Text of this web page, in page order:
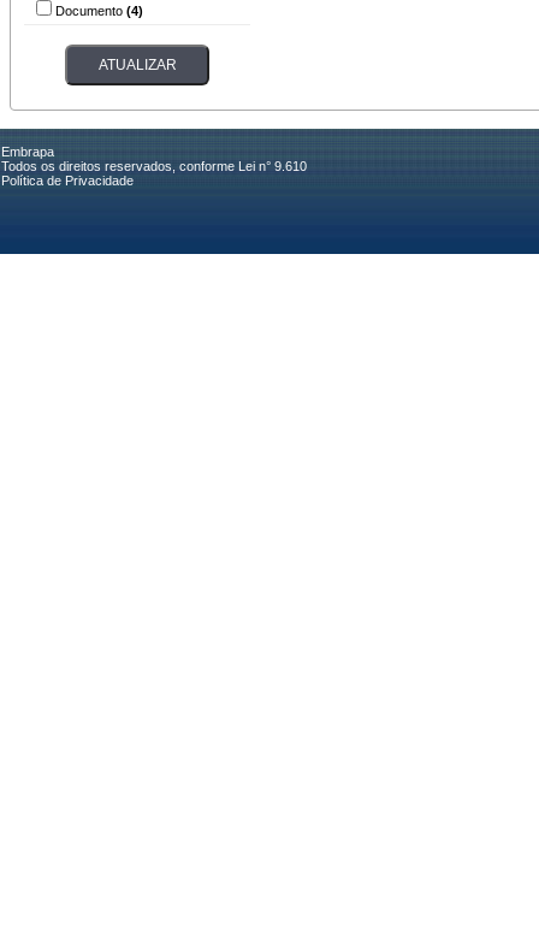
Documento (4)
Embrapa
Todos os direitos reservados, conforme Lei n° 9.610
Política de Privacidade